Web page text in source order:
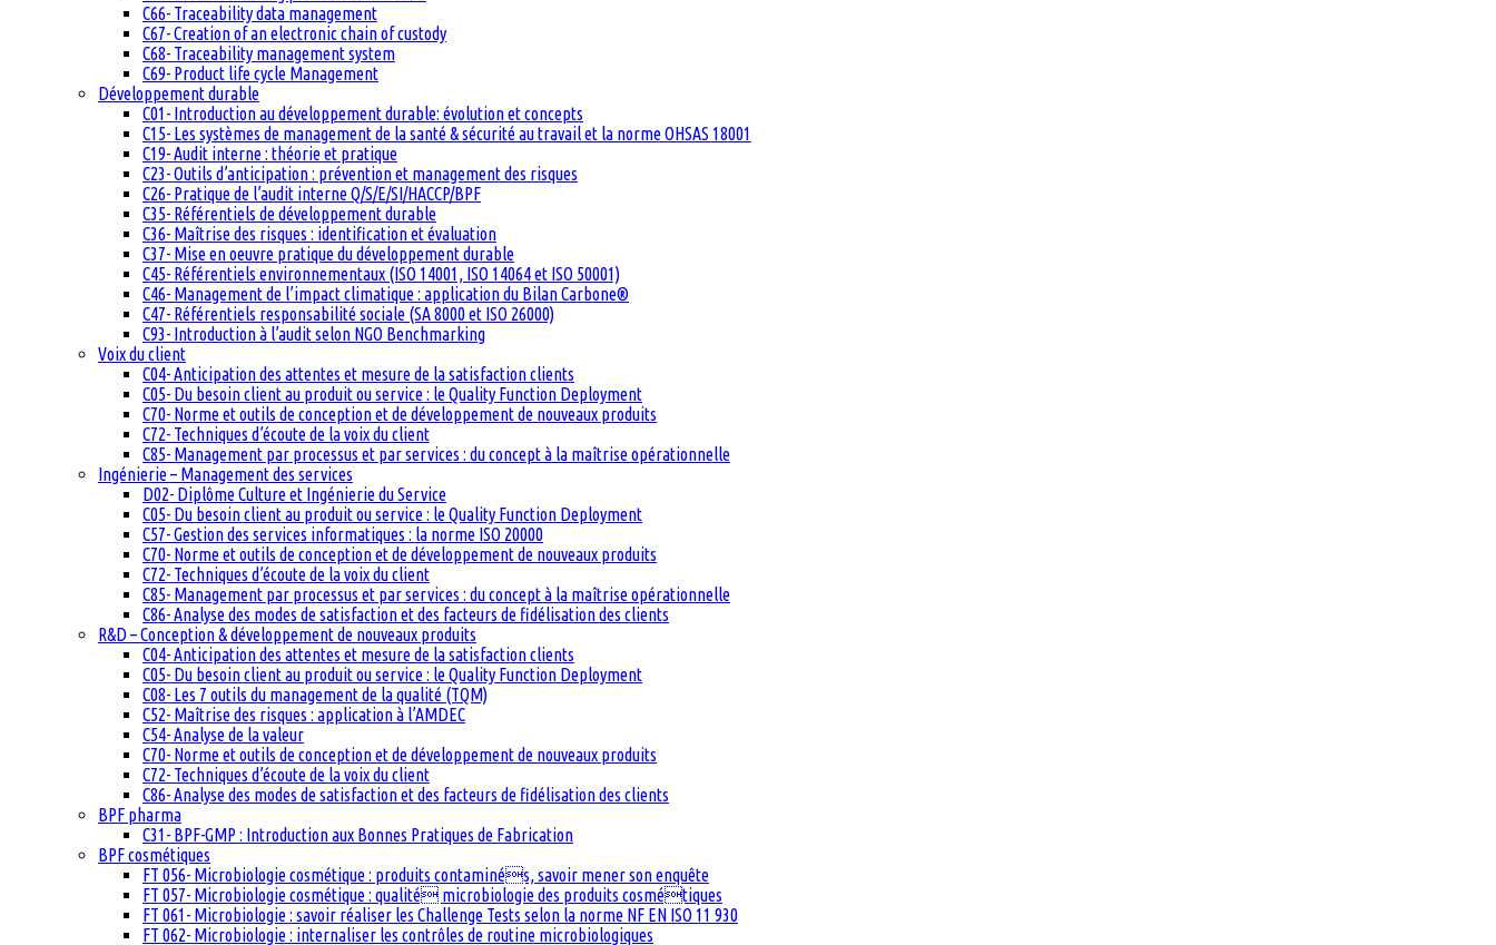
C66- Traceability data management
C67- Creation of an electronic chain of custody
C68- Traceability management system
C69- Product life cycle Management
Développement durable
C01- Introduction au développement durable: évolution et concepts
C15- Les systèmes de management de la santé & sécurité au travail et la norme OHSAS 18001
C19- Audit interne : théorie et pratique
C23- Outils d’anticipation : prévention et management des risques
C26- Pratique de l’audit interne Q/S/E/SI/HACCP/BPF
C35- Référentiels de développement durable
C36- Maîtrise des risques : identification et évaluation
C37- Mise en oeuvre pratique du développement durable
C45- Référentiels environnementaux (ISO 14001, ISO 14064 et ISO 50001)
C46- Management de l’impact climatique : application du Bilan Carbone®
C47- Référentiels responsabilité sociale (SA 8000 et ISO 26000)
C93- Introduction à l’audit selon NGO Benchmarking
Voix du client
C04- Anticipation des attentes et mesure de la satisfaction clients
C05- Du besoin client au produit ou service : le Quality Function Deployment
C70- Norme et outils de conception et de développement de nouveaux produits
C72- Techniques d’écoute de la voix du client
C85- Management par processus et par services : du concept à la maîtrise opérationnelle
Ingénierie – Management des services
D02- Diplôme Culture et Ingénierie du Service
C05- Du besoin client au produit ou service : le Quality Function Deployment
C57- Gestion des services informatiques : la norme ISO 20000
C70- Norme et outils de conception et de développement de nouveaux produits
C72- Techniques d’écoute de la voix du client
C85- Management par processus et par services : du concept à la maîtrise opérationnelle
C86- Analyse des modes de satisfaction et des facteurs de fidélisation des clients
R&D – Conception & développement de nouveaux produits
C04- Anticipation des attentes et mesure de la satisfaction clients
C05- Du besoin client au produit ou service : le Quality Function Deployment
C08- Les 7 outils du management de la qualité (TQM)
C52- Maîtrise des risques : application à l’AMDEC
C54- Analyse de la valeur
C70- Norme et outils de conception et de développement de nouveaux produits
C72- Techniques d’écoute de la voix du client
C86- Analyse des modes de satisfaction et des facteurs de fidélisation des clients
BPF pharma
C31- BPF-GMP : Introduction aux Bonnes Pratiques de Fabrication
BPF cosmétiques
FT 056- Microbiologie cosmétique : produits contaminés, savoir mener son enquête
FT 057- Microbiologie cosmétique : qualité microbiologie des produits cosmétiques
FT 061- Microbiologie : savoir réaliser les Challenge Tests selon la norme NF EN ISO 11 930
FT 062- Microbiologie : internaliser les contrôles de routine microbiologiques